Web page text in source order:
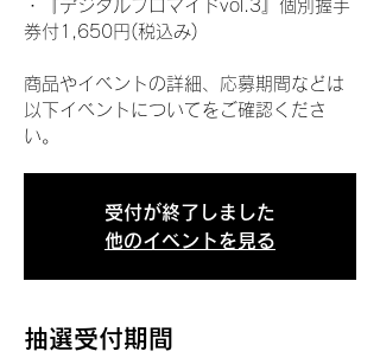
・『デジタルブロマイドvol.3』個別握手
券付1,650円(税込み)
商品やイベントの詳細、応募期間などは
以下イベントについてをご確認くださ
い。
受付が終了しました
他のイベントを見る
抽選受付期間